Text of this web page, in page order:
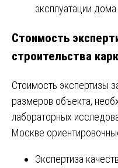
эксплуатации дома.
Стоимость
строительства
Стоимость экспертизы
размеров объекта,
лабораторных
Москве
Экспертиза